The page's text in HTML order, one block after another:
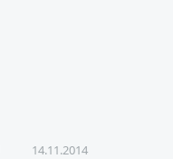
14.11.2014